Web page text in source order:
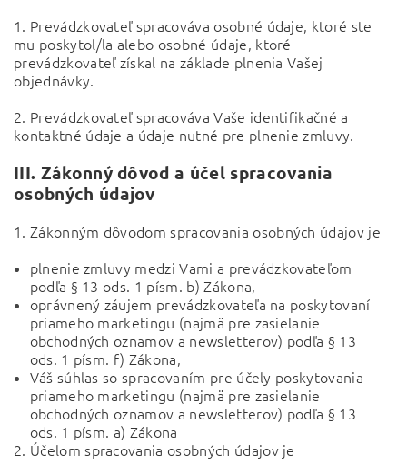
1. Prevádzkovateľ spracováva osobné údaje, ktoré ste
mu poskytol/la alebo osobné údaje, ktoré
prevádzkovateľ získal na základe plnenia Vašej
objednávky.
2. Prevádzkovateľ spracováva Vaše identifikačné a
kontaktné údaje a údaje nutné pre plnenie zmluvy.
III. Zákonný dôvod a účel spracovania
osobných údajov
1. Zákonným dôvodom spracovania osobných údajov je
plnenie zmluvy medzi Vami a prevádzkovateľom
podľa § 13 ods. 1 písm. b) Zákona,
oprávnený záujem prevádzkovateľa na poskytovaní
priameho marketingu (najmä pre zasielanie
obchodných oznamov a newsletterov) podľa § 13
ods. 1 písm. f) Zákona,
Váš súhlas so spracovaním pre účely poskytovania
priameho marketingu (najmä pre zasielanie
obchodných oznamov a newsletterov) podľa § 13
ods. 1 písm. a) Zákona
2. Účelom spracovania osobných údajov je